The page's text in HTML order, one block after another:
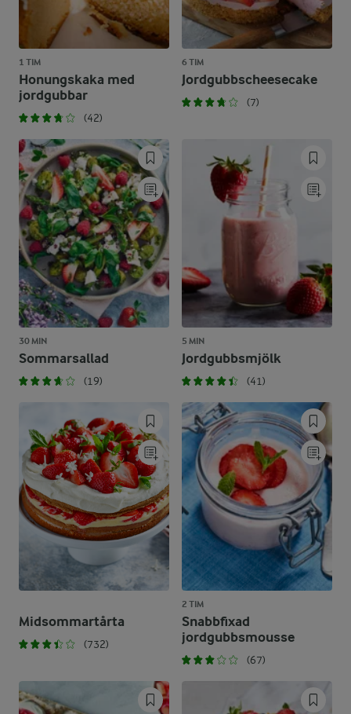
1 TIM
Honungskaka med
jordgubbar
(42)
6 TIM
Jordgubbscheesecake
(7)
30 MIN
Sommarsallad
(19)
5 MIN
Jordgubbsmjölk
(41)
Midsommartårta
(732)
2 TIM
Snabbfixad
jordgubbsmousse
(67)